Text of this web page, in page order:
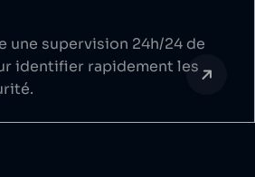
une supervision 24h/24 de
identifier rapidement les